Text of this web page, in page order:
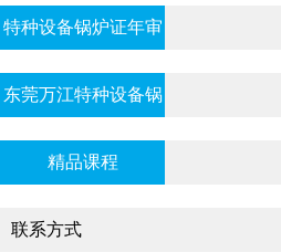
特种设备锅炉证年审
东莞万江特种设备锅
炉证年审
精品课程
联系方式